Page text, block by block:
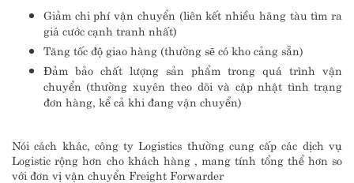
Giảm chi phí vận chuyển (liên kết nhiều hãng tàu tìm ra
giá cước cạnh tranh nhất)
Tăng tốc độ giao hàng (thường sẽ có kho cảng sẵn)
Đảm bảo chất lượng sản phẩm trong quá trình vận
chuyển (thường xuyên theo dõi và cập nhật tình trạng
đơn hàng, kể cả khi đang vận chuyển)
Nói cách khác, công ty Logistics thường cung cấp các dịch vụ
Logistic rộng hơn cho khách hàng , mang tính tổng thể hơn so
với đơn vị vận chuyển Freight Forwarder